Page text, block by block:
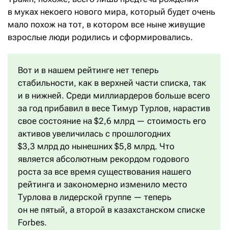
в муках некоего нового мира, который будет очень
мало похож на тот, в котором все ныне живущие
взрослые люди родились и сформировались.
Вот и в нашем рейтинге нет теперь
стабильности, как в верхней части списка, так
и в нижней. Среди миллиардеров больше всего
за год прибавил в весе Тимур Турлов, нарастив
свое состояние на $2,6 млрд — стоимость его
активов увеличилась с прошлогодних
$3,3 млрд до нынешних $5,8 млрд. Что
является абсолютным рекордом годового
роста за все время существования нашего
рейтинга и закономерно изменило место
Турлова в лидерской группе — теперь
он не пятый, а второй в казахстанском списке
Forbes.